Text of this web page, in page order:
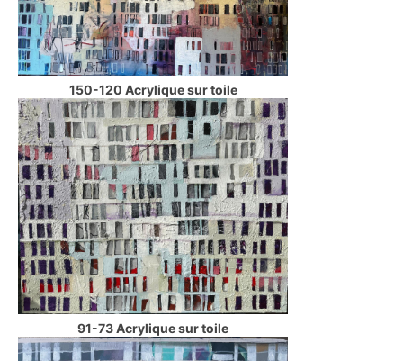
150-120 Acrylique sur toile
91-73 Acrylique sur toile